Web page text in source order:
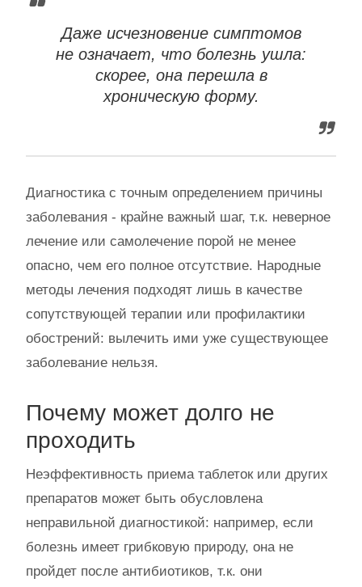
Даже исчезновение симптомов
не означает, что болезнь ушла:
скорее, она перешла в
хроническую форму.
Диагностика с точным определением причины
заболевания - крайне важный шаг, т.к. неверное
лечение или самолечение порой не менее
опасно, чем его полное отсутствие. Народные
методы лечения подходят лишь в качестве
сопутствующей терапии или профилактики
обострений: вылечить ими уже существующее
заболевание нельзя.
Почему может долго не
проходить
Неэффективность приема таблеток или других
препаратов может быть обусловлена
неправильной диагностикой: например, если
болезнь имеет грибковую природу, она не
пройдет после антибиотиков, т.к. они